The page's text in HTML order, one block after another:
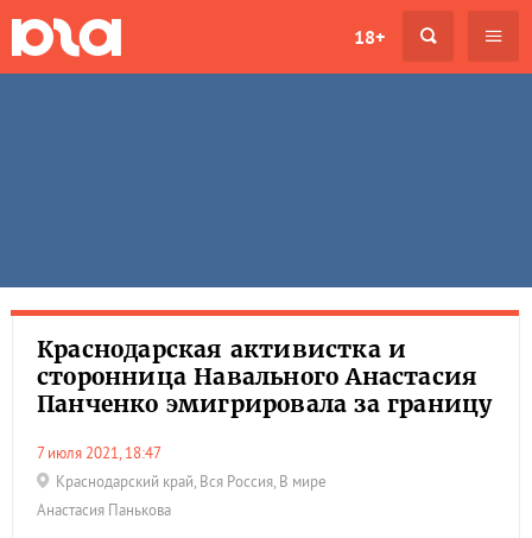
18+
Краснодарская активистка и
сторонница Навального Анастасия
Панченко эмигрировала за границу
7 июля 2021, 18:47
Краснодарский край, Вся Россия, В мире
Анастасия Панькова